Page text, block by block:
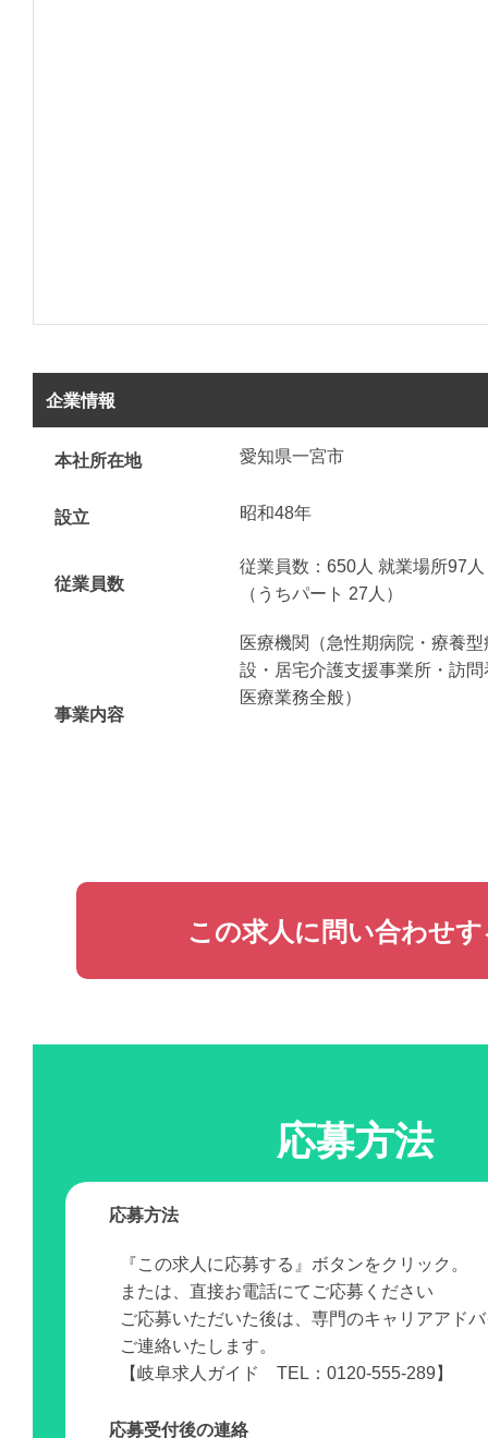
企業情報
本社所在地 愛知県一宮市
設立 昭和48年
従業員数
従業員数：650人 就業場所97
（うちパート 27人）
事業内容
医療機関（急性期病院・療養
設・居宅介護支援事業所・訪
医療業務全般）
この求人に問い合わせ
応募方法
応募方法
『この求人に応募する』ボタンをクリック。
または、直接お電話にてご応募ください
ご応募いただいた後は、専門のキャリアアド
ご連絡いたします。
【岐阜求人ガイド TEL：0120-555-289】
応募受付後の連絡